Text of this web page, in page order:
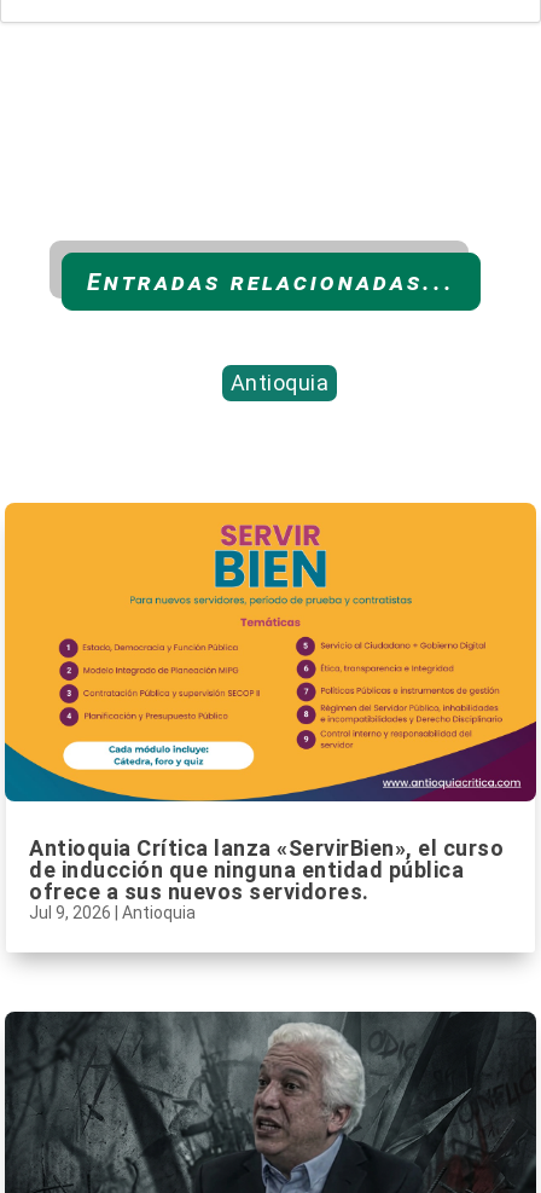
Entradas relacionadas...
Antioquia
Antioquia Crítica lanza «ServirBien», el curso
de inducción que ninguna entidad pública
ofrece a sus nuevos servidores.
Jul 9, 2026 Antioquia